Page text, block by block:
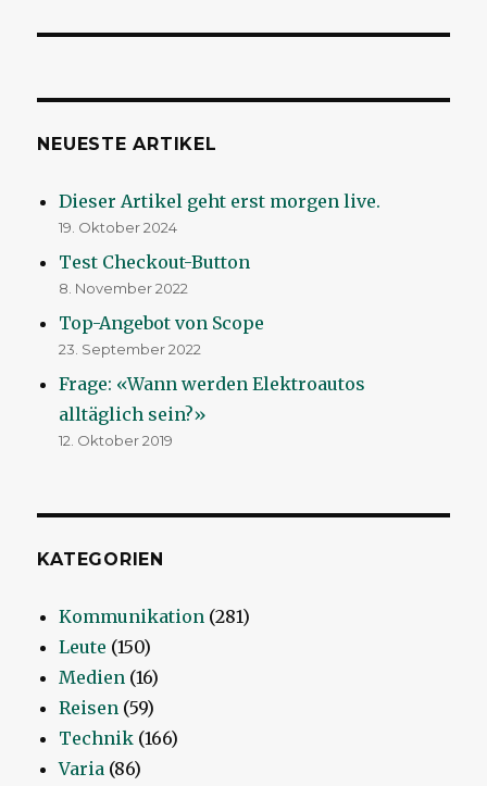
NEUESTE ARTIKEL
Dieser Artikel geht erst morgen live.
19. Oktober 2024
Test Checkout-Button
8. November 2022
Top-Angebot von Scope
23. September 2022
Frage: «Wann werden Elektroautos
alltäglich sein?»
12. Oktober 2019
KATEGORIEN
Kommunikation (281)
Leute (150)
Medien (16)
Reisen (59)
Technik (166)
Varia (86)